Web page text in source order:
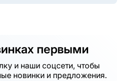
первыми
и наши соцсети, чтобы
новинки и предложения.